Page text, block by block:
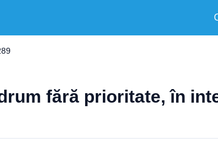
fără prioritate, în